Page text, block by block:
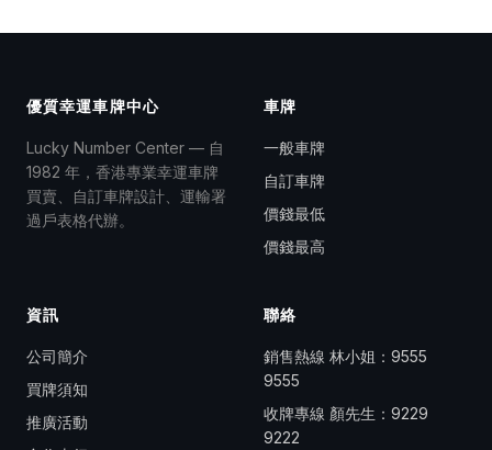
優質幸運車牌中心
Lucky Number Center — 自
1982 年，香港專業幸運車牌
買賣、自訂車牌設計、運輸署
過戶表格代辦。
車牌
一般車牌
自訂車牌
價錢最低
價錢最高
資訊
公司簡介
買牌須知
推廣活動
聯絡
銷售熱線 林小姐： 9555
9555
收牌專線 顏先生： 9229
9222